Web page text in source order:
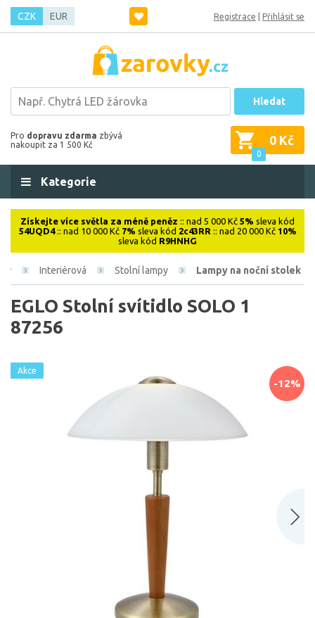
CZK EUR Registrace Přihlásit se
Hledat
Pro dopravu zdarma zbývá
nakoupit za 1 500 Kč
0
0 Kč
Kategorie
Získejte více světla za méně peněz :: nad 5 000 Kč 5% sleva kód
54UQD4:: nad 10 000 Kč 7% sleva kód 2c43RR :: nad 20 000 Kč 10%
sleva kód R9HNHG
Interiérová Stolní lampy Lampy na noční stolek
EGLO Stolní svítidlo SOLO 1
87256
-12%
Akce